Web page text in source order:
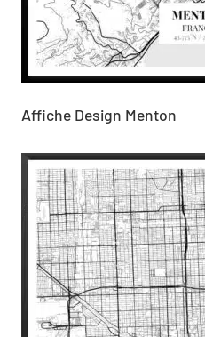
Affiche Design Menton